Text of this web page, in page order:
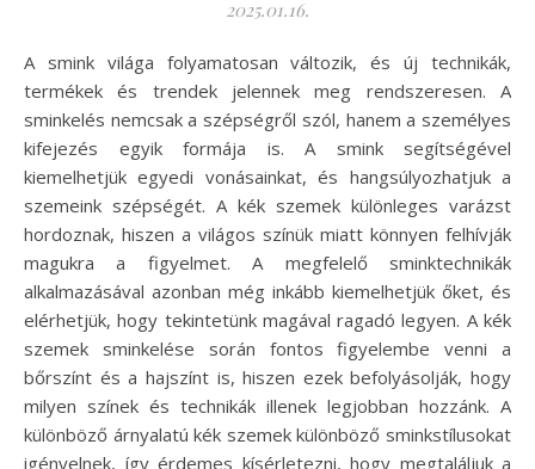
2025.01.16.
A smink világa folyamatosan változik, és új technikák,
termékek és trendek jelennek meg rendszeresen. A
sminkelés nemcsak a szépségről szól, hanem a személyes
kifejezés egyik formája is. A smink segítségével
kiemelhetjük egyedi vonásainkat, és hangsúlyozhatjuk a
szemeink szépségét. A kék szemek különleges varázst
hordoznak, hiszen a világos színük miatt könnyen felhívják
magukra a figyelmet. A megfelelő sminktechnikák
alkalmazásával azonban még inkább kiemelhetjük őket, és
elérhetjük, hogy tekintetünk magával ragadó legyen. A kék
szemek sminkelése során fontos figyelembe venni a
bőrszínt és a hajszínt is, hiszen ezek befolyásolják, hogy
milyen színek és technikák illenek legjobban hozzánk. A
különböző árnyalatú kék szemek különböző sminkstílusokat
igényelnek, így érdemes kísérletezni, hogy megtaláljuk a